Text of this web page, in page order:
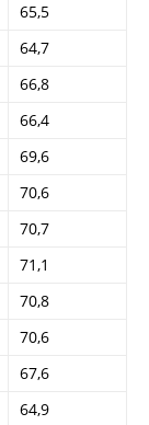
65,5
64,7
66,8
66,4
69,6
70,6
70,7
71,1
70,8
70,6
67,6
64,9